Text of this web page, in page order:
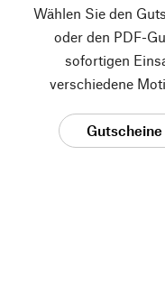
Wählen Sie den
oder den PDF-
sofortigen
verschiedene